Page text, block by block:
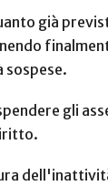
già
gli